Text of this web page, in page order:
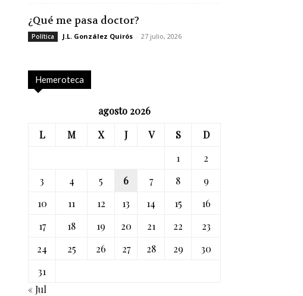
¿Qué me pasa doctor?
Política J.L. González Quirós - 27 julio, 2026
Hemeroteca
agosto 2026
L
M X J V S
D
1
2
3
4 5 6 7 8
9
10
11 12 13 14 15
16
17
18 19 20 21 22
23
24
25 26 27 28 29
30
31
« Jul